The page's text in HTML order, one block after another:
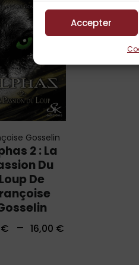
Accepter
2 : La
Du
Loup De
Gosselin
€ – 16,00 €